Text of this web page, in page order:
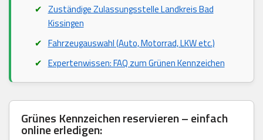
Zuständige Zulassungsstelle Landkreis Bad
Kissingen
Fahrzeugauswahl (Auto, Motorrad, LKW etc.)
Expertenwissen: FAQ zum Grünen Kennzeichen
Grünes Kennzeichen reservieren – einfach
online erledigen: